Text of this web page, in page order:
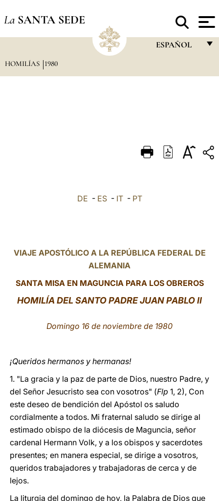
La SANTA SEDE
ESPAÑOL
DEUTSCH
HOMILÍAS 1980
DE - ES- IT- PT
VIAJE APOSTÓLICO A LA REPÚBLICA FEDERAL DE
ALEMANIA
SANTA MISA EN MAGUNCIA PARA LOS OBREROS
HOMILÍA DEL SANTO PADRE JUAN PABLO II
Domingo 16 de noviembre de 1980
¡Queridos hermanos y hermanas!
1. "La gracia y la paz de parte de Dios, nuestro Padre, y
del Señor Jesucristo sea con vosotros" (Flp 1, 2), Con
este deseo de bendición del Apóstol os saludo
cordialmente a todos. Mi fraternal saludo se dirige al
estimado obispo de la diócesis de Maguncia, señor
cardenal Hermann Volk, y a los obispos y sacerdotes
presentes; en manera especial, se dirige a vosotros,
queridos trabajadores y trabajadoras de cerca y de
lejos.
La liturgia del domingo de hoy, la Palabra de Dios que